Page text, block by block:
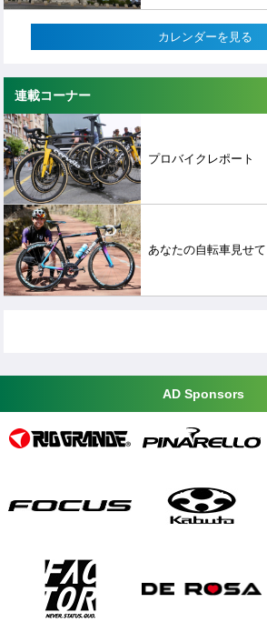
カレンダーを見る
連載コーナー
プロバイクレポート
あなたの自転車見せ
AD Sponsors